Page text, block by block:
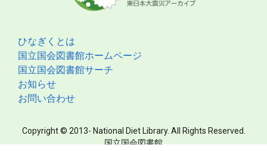
ひなぎくとは
国立国会図書館ホームページ
国立国会図書館サーチ
お知らせ
お問い合わせ
Copyright © 2013- National Diet Library. All Rights Reserved.